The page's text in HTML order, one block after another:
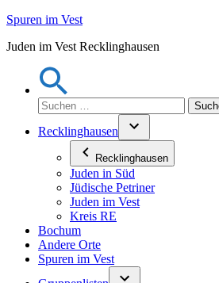
Zum
springen
Spuren im Vest
Juden im Vest Recklinghausen
Suchen
nach:
Recklinghausen
Recklinghausen
Juden in Süd
Jüdische Petriner
Juden im Vest
Kreis RE
Bochum
Andere Orte
Spuren im Vest